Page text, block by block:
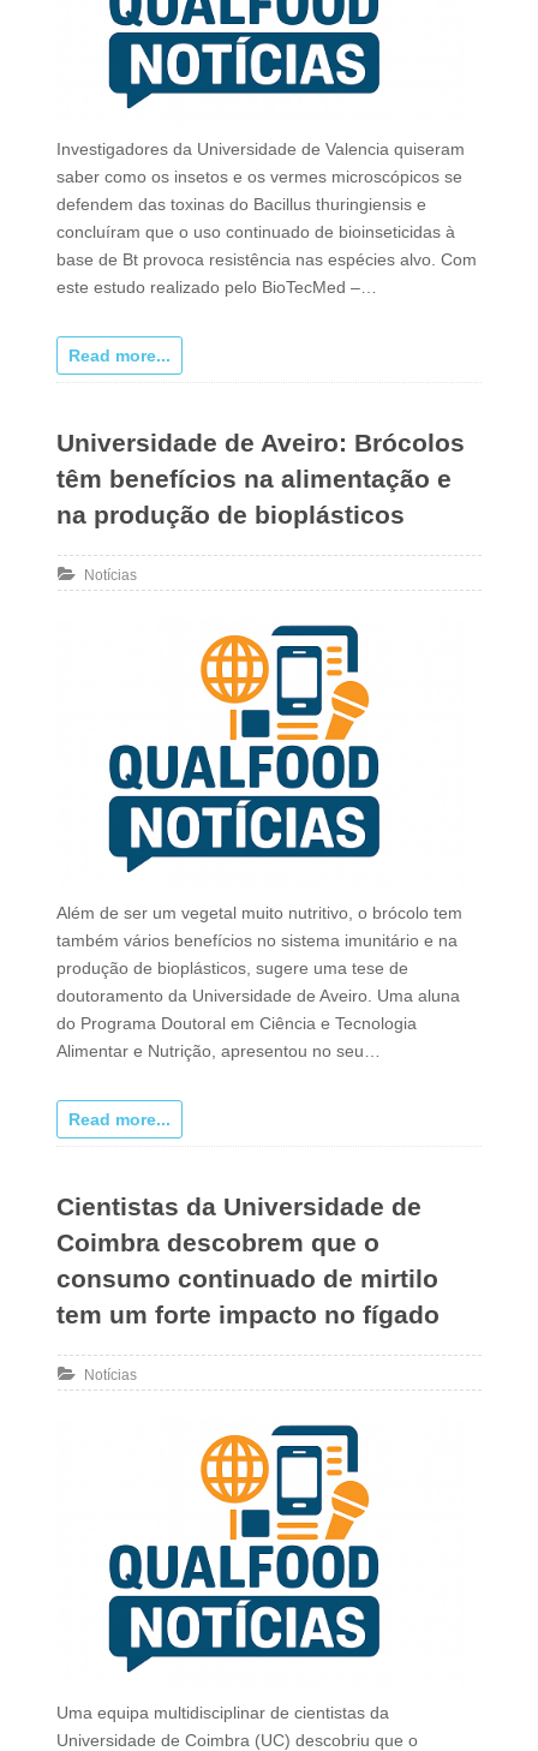
Investigadores da Universidade de Valencia quiseram
saber como os insetos e os vermes microscópicos se
defendem das toxinas do Bacillus thuringiensis e
concluíram que o uso continuado de bioinseticidas à
base de Bt provoca resistência nas espécies alvo. Com
este estudo realizado pelo BioTecMed –…
Read more...
Universidade de Aveiro: Brócolos
têm benefícios na alimentação e
na produção de bioplásticos
Notícias
Além de ser um vegetal muito nutritivo, o brócolo tem
também vários benefícios no sistema imunitário e na
produção de bioplásticos, sugere uma tese de
doutoramento da Universidade de Aveiro. Uma aluna
do Programa Doutoral em Ciência e Tecnologia
Alimentar e Nutrição, apresentou no seu…
Read more...
Cientistas da Universidade de
Coimbra descobrem que o
consumo continuado de mirtilo
tem um forte impacto no fígado
Notícias
Uma equipa multidisciplinar de cientistas da
Universidade de Coimbra (UC) descobriu que o